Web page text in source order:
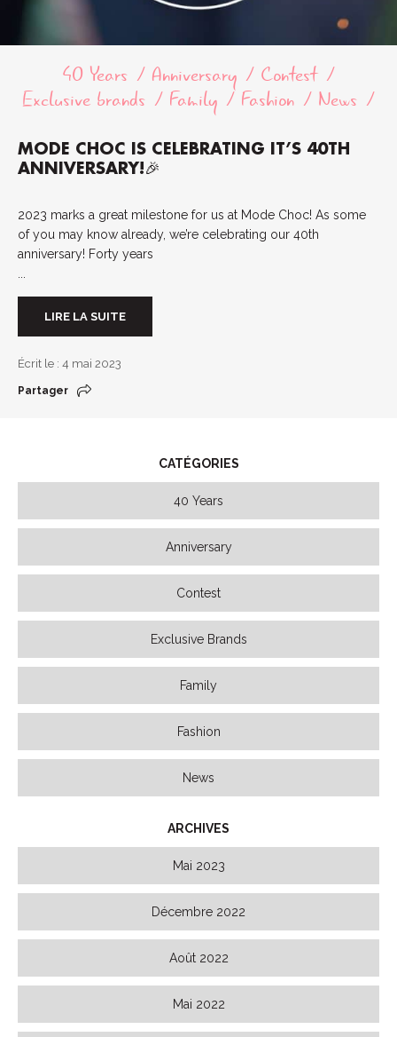
40 Years Anniversary
Contest
Exclusive brands
Family Fashion News
MODE CHOC IS CELEBRATING IT’S 40TH
ANNIVERSARY!🎉
2023 marks a great milestone for us at Mode Choc! As some
of you may know already, we’re celebrating our 40th
anniversary! Forty years
LIRE LA SUITE
Écrit le : 4 mai 2023
Partager
CATÉGORIES
40 Years
Anniversary
Contest
Exclusive Brands
Family
Fashion
News
ARCHIVES
Mai 2023
Décembre 2022
Août 2022
Mai 2022